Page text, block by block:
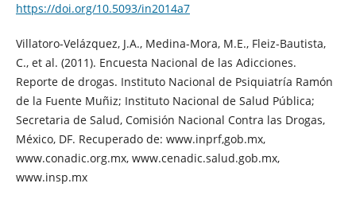
https://doi.org/10.5093/in2014a7
Villatoro-Velázquez, J.A., Medina-Mora, M.E., Fleiz-Bautista,
C., et al. (2011). Encuesta Nacional de las Adicciones.
Reporte de drogas. Instituto Nacional de Psiquiatría Ramón
de la Fuente Muñiz; Instituto Nacional de Salud Pública;
Secretaria de Salud, Comisión Nacional Contra las Drogas,
México, DF. Recuperado de: www.inprf,gob.mx,
www.conadic.org.mx, www.cenadic.salud.gob.mx,
www.insp.mx